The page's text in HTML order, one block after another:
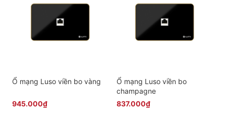
Ổ mạng Luso viền bo vàng
945.000₫
Ổ mạng Luso viền bo
champagne
837.000₫